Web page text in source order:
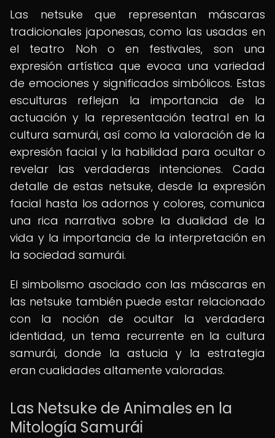
Las netsuke que representan máscaras
tradicionales japonesas, como las usadas en
el teatro Noh o en festivales, son una
expresión artística que evoca una variedad
de emociones y significados simbólicos. Estas
esculturas reflejan la importancia de la
actuación y la representación teatral en la
cultura samurái, así como la valoración de la
expresión facial y la habilidad para ocultar o
revelar las verdaderas intenciones. Cada
detalle de estas netsuke, desde la expresión
facial hasta los adornos y colores, comunica
una rica narrativa sobre la dualidad de la
vida y la importancia de la interpretación en
la sociedad samurái.
El simbolismo asociado con las máscaras en
las netsuke también puede estar relacionado
con la noción de ocultar la verdadera
identidad, un tema recurrente en la cultura
samurái, donde la astucia y la estrategia
eran cualidades altamente valoradas.
Las Netsuke de Animales en la
Mitología Samurái